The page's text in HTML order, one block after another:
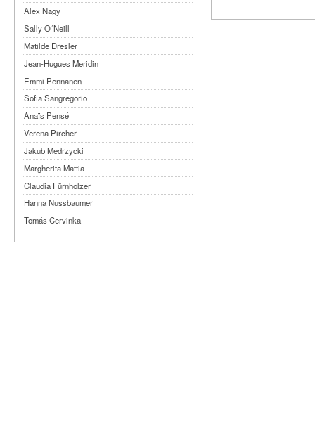
Alex Nagy
Sally O´Neill
Matilde Dresler
Jean-Hugues Meridin
Emmi Pennanen
Sofia Sangregorio
Anaïs Pensé
Verena Pircher
Jakub Medrzycki
Margherita Mattia
Claudia Fürnholzer
Hanna Nussbaumer
Tomás Cervinka